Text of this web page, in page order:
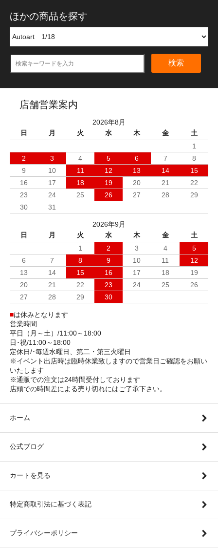
ほかの商品を探す
検索
店舗営業案内
2026年8月
日
月 火 水 木 金
土
1
2
3 4 5 6 7
8
9
10 11 12 13 14
15
16
17 18 19 20 21
22
23
24 25 26 27 28
29
30
31
2026年9月
日
月 火 水 木 金
土
1
2 3 4
5
6
7 8 9 10 11
12
13
14 15 16 17 18
19
20
21 22 23 24 25
26
27
28 29 30
■は休みとなります
営業時間
平日（月～土）/11:00～18:00
日･祝/11:00～18:00
定休日/･毎週水曜日、第二・第三火曜日
※イベント出店時は臨時休業致しますので営業日ご確認をお願い
いたします
※通販での注文は24時間受付しております
店頭での時間差による売り切れにはご了承下さい。
ホーム
公式ブログ
カートを見る
特定商取引法に基づく表記
プライバシーポリシー